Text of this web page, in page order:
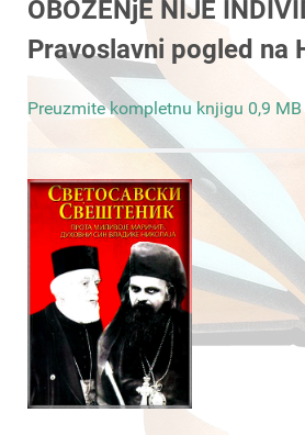
OBOŽENjE NIJE
Pravoslavni pogled na
Preuzmite kompletnu knjigu 0,9 MB